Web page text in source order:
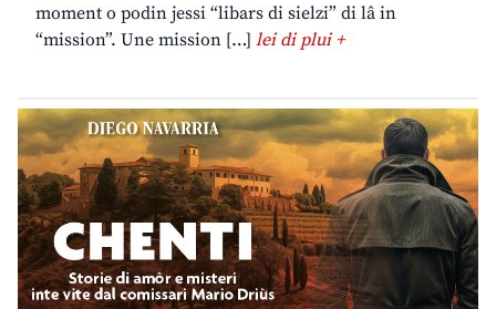
moment o podin jessi “libars di sielzi” di lâ in
“mission”. Une mission […] lei di plui +